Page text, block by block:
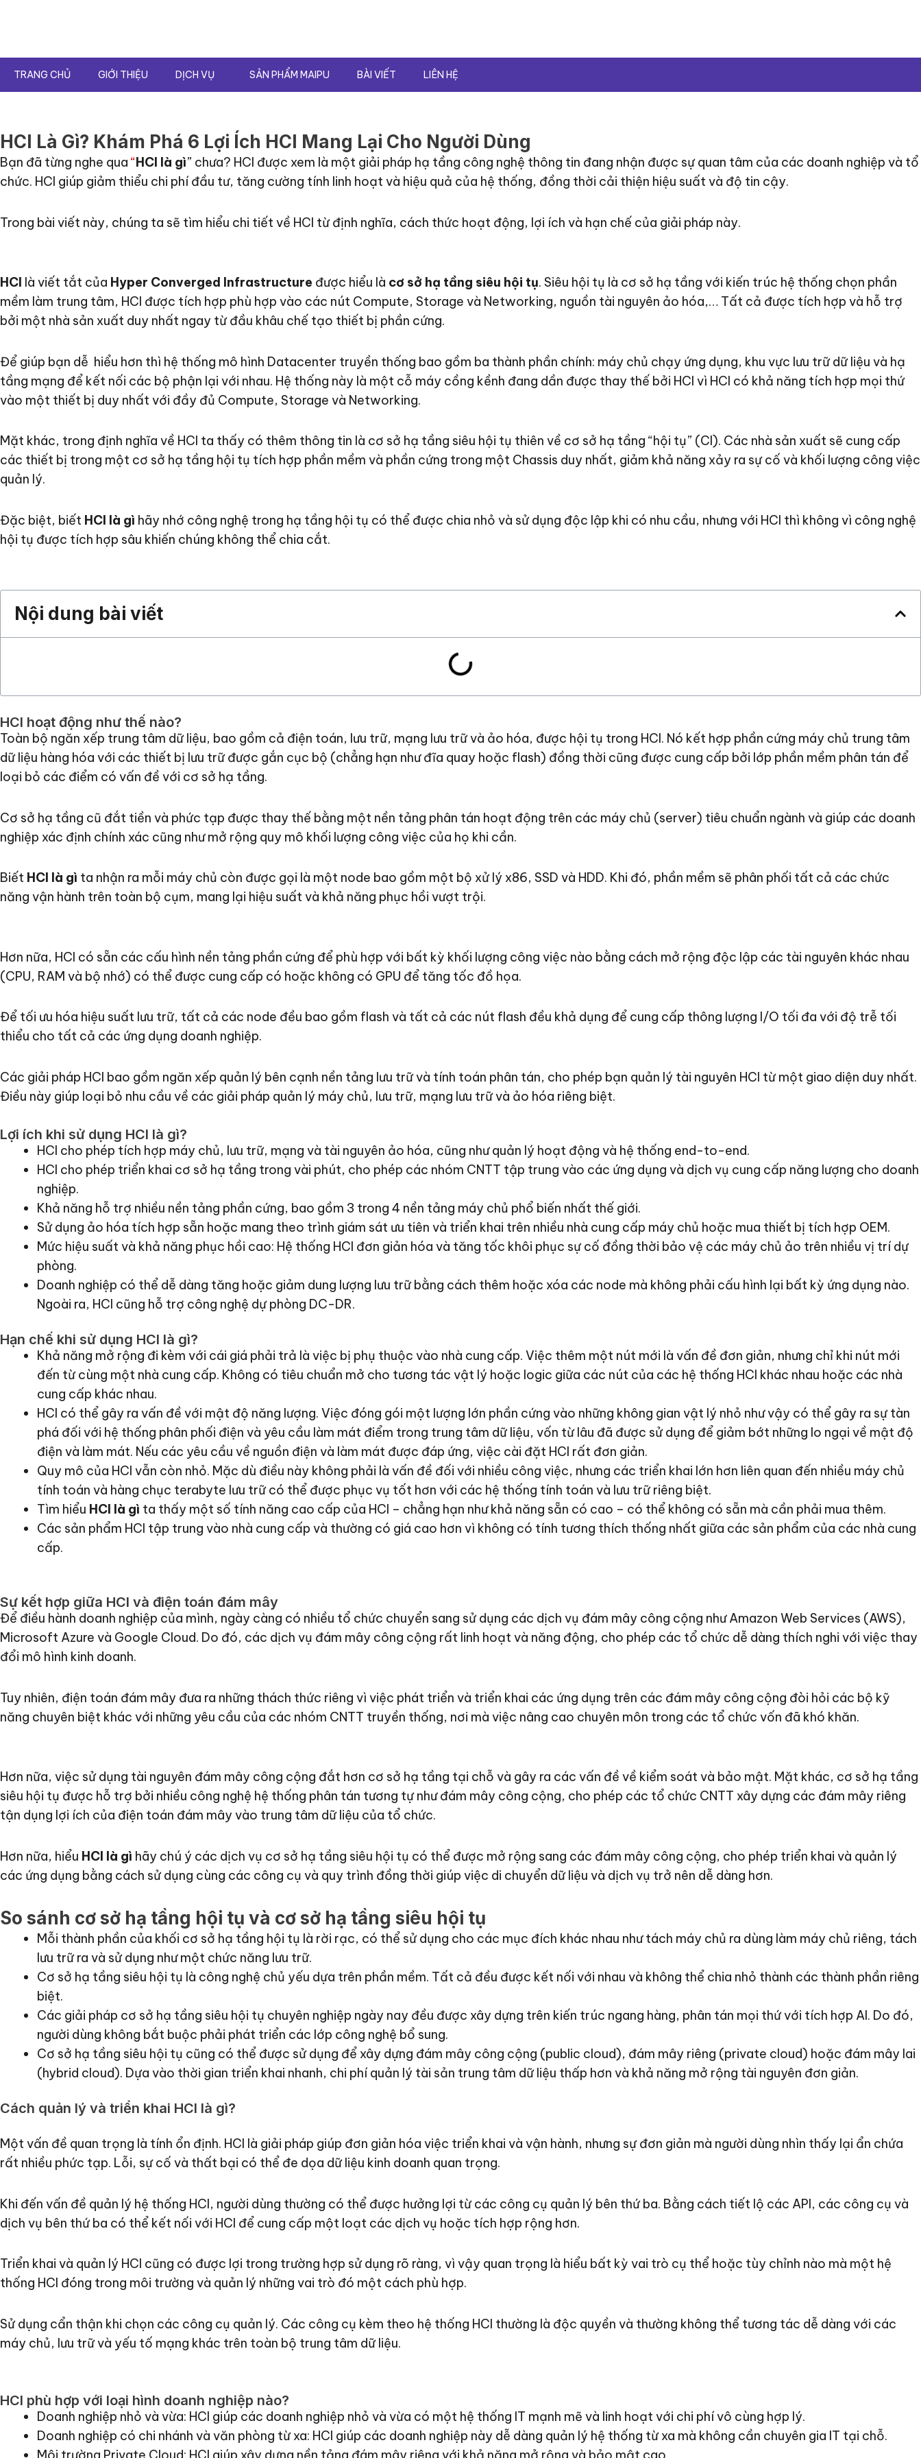
TRANG CHỦ GIỚI THIỆU DỊCH VỤ SẢN PHẨM MAIPU BÀI VIẾT LIÊN HỆ
HCI Là Gì? Khám Phá 6 Lợi Ích HCI Mang Lại Cho Người Dùng
Bạn đã từng nghe qua “HCI là gì” chưa? HCI được xem là một giải pháp hạ tầng công nghệ thông tin đang nhận được sự quan tâm của các doanh nghiệp và tổ
chức. HCI giúp giảm thiểu chi phí đầu tư, tăng cường tính linh hoạt và hiệu quả của hệ thống, đồng thời cải thiện hiệu suất và độ tin cậy.
Trong bài viết này, chúng ta sẽ tìm hiểu chi tiết về HCI từ định nghĩa, cách thức hoạt động, lợi ích và hạn chế của giải pháp này.
HCI là viết tắt của Hyper Converged Infrastructure được hiểu là cơ sở hạ tầng siêu hội tụ. Siêu hội tụ là cơ sở hạ tầng với kiến trúc hệ thống chọn phần
mềm làm trung tâm, HCI được tích hợp phù hợp vào các nút Compute, Storage và Networking, nguồn tài nguyên ảo hóa,… Tất cả được tích hợp và hỗ trợ
bởi một nhà sản xuất duy nhất ngay từ đầu khâu chế tạo thiết bị phần cứng.
Để giúp bạn dễ hiểu hơn thì hệ thống mô hình Datacenter truyền thống bao gồm ba thành phần chính: máy chủ chạy ứng dụng, khu vực lưu trữ dữ liệu và hạ
tầng mạng để kết nối các bộ phận lại với nhau. Hệ thống này là một cỗ máy cồng kềnh đang dần được thay thế bởi HCI vì HCI có khả năng tích hợp mọi thứ
vào một thiết bị duy nhất với đầy đủ Compute, Storage và Networking.
Mặt khác, trong định nghĩa về HCI ta thấy có thêm thông tin là cơ sở hạ tầng siêu hội tụ thiên về cơ sở hạ tầng “hội tụ” (CI). Các nhà sản xuất sẽ cung cấp
các thiết bị trong một cơ sở hạ tầng hội tụ tích hợp phần mềm và phần cứng trong một Chassis duy nhất, giảm khả năng xảy ra sự cố và khối lượng công việc
quản lý.
Đặc biệt, biết HCI là gì hãy nhớ công nghệ trong hạ tầng hội tụ có thể được chia nhỏ và sử dụng độc lập khi có nhu cầu, nhưng với HCI thì không vì công nghệ
hội tụ được tích hợp sâu khiến chúng không thể chia cắt.
Nội dung bài viết
HCI hoạt động như thế nào?
Toàn bộ ngăn xếp trung tâm dữ liệu, bao gồm cả điện toán, lưu trữ, mạng lưu trữ và ảo hóa, được hội tụ trong HCI. Nó kết hợp phần cứng máy chủ trung tâm
dữ liệu hàng hóa với các thiết bị lưu trữ được gắn cục bộ (chẳng hạn như đĩa quay hoặc flash) đồng thời cũng được cung cấp bởi lớp phần mềm phân tán để
loại bỏ các điểm có vấn đề với cơ sở hạ tầng.
Cơ sở hạ tầng cũ đắt tiền và phức tạp được thay thế bằng một nền tảng phân tán hoạt động trên các máy chủ (server) tiêu chuẩn ngành và giúp các doanh
nghiệp xác định chính xác cũng như mở rộng quy mô khối lượng công việc của họ khi cần.
Biết HCI là gì ta nhận ra mỗi máy chủ còn được gọi là một node bao gồm một bộ xử lý x86, SSD và HDD. Khi đó, phần mềm sẽ phân phối tất cả các chức
năng vận hành trên toàn bộ cụm, mang lại hiệu suất và khả năng phục hồi vượt trội.
Hơn nữa, HCI có sẵn các cấu hình nền tảng phần cứng để phù hợp với bất kỳ khối lượng công việc nào bằng cách mở rộng độc lập các tài nguyên khác nhau
(CPU, RAM và bộ nhớ) có thể được cung cấp có hoặc không có GPU để tăng tốc đồ họa.
Để tối ưu hóa hiệu suất lưu trữ, tất cả các node đều bao gồm flash và tất cả các nút flash đều khả dụng để cung cấp thông lượng I/O tối đa với độ trễ tối
thiểu cho tất cả các ứng dụng doanh nghiệp.
Các giải pháp HCI bao gồm ngăn xếp quản lý bên cạnh nền tảng lưu trữ và tính toán phân tán, cho phép bạn quản lý tài nguyên HCI từ một giao diện duy nhất.
Điều này giúp loại bỏ nhu cầu về các giải pháp quản lý máy chủ, lưu trữ, mạng lưu trữ và ảo hóa riêng biệt.
Lợi ích khi sử dụng HCI là gì?
HCI cho phép tích hợp máy chủ, lưu trữ, mạng và tài nguyên ảo hóa, cũng như quản lý hoạt động và hệ thống end-to-end.
HCI cho phép triển khai cơ sở hạ tầng trong vài phút, cho phép các nhóm CNTT tập trung vào các ứng dụng và dịch vụ cung cấp năng lượng cho doanh
nghiệp.
Khả năng hỗ trợ nhiều nền tảng phần cứng, bao gồm 3 trong 4 nền tảng máy chủ phổ biến nhất thế giới.
Sử dụng ảo hóa tích hợp sẵn hoặc mang theo trình giám sát ưu tiên và triển khai trên nhiều nhà cung cấp máy chủ hoặc mua thiết bị tích hợp OEM.
Mức hiệu suất và khả năng phục hồi cao: Hệ thống HCI đơn giản hóa và tăng tốc khôi phục sự cố đồng thời bảo vệ các máy chủ ảo trên nhiều vị trí dự
phòng.
Doanh nghiệp có thể dễ dàng tăng hoặc giảm dung lượng lưu trữ bằng cách thêm hoặc xóa các node mà không phải cấu hình lại bất kỳ ứng dụng nào.
Ngoài ra, HCI cũng hỗ trợ công nghệ dự phòng DC-DR.
Hạn chế khi sử dụng HCI là gì?
Khả năng mở rộng đi kèm với cái giá phải trả là việc bị phụ thuộc vào nhà cung cấp. Việc thêm một nút mới là vấn đề đơn giản, nhưng chỉ khi nút mới
đến từ cùng một nhà cung cấp. Không có tiêu chuẩn mở cho tương tác vật lý hoặc logic giữa các nút của các hệ thống HCI khác nhau hoặc các nhà
cung cấp khác nhau.
HCI có thể gây ra vấn đề với mật độ năng lượng. Việc đóng gói một lượng lớn phần cứng vào những không gian vật lý nhỏ như vậy có thể gây ra sự tàn
phá đối với hệ thống phân phối điện và yêu cầu làm mát điểm trong trung tâm dữ liệu, vốn từ lâu đã được sử dụng để giảm bớt những lo ngại về mật độ
điện và làm mát. Nếu các yêu cầu về nguồn điện và làm mát được đáp ứng, việc cài đặt HCI rất đơn giản.
Quy mô của HCI vẫn còn nhỏ. Mặc dù điều này không phải là vấn đề đối với nhiều công việc, nhưng các triển khai lớn hơn liên quan đến nhiều máy chủ
tính toán và hàng chục terabyte lưu trữ có thể được phục vụ tốt hơn với các hệ thống tính toán và lưu trữ riêng biệt.
Tìm hiểu HCI là gì ta thấy một số tính năng cao cấp của HCI – chẳng hạn như khả năng sẵn có cao – có thể không có sẵn mà cần phải mua thêm.
Các sản phẩm HCI tập trung vào nhà cung cấp và thường có giá cao hơn vì không có tính tương thích thống nhất giữa các sản phẩm của các nhà cung
cấp.
Sự kết hợp giữa HCI và điện toán đám mây
Để điều hành doanh nghiệp của mình, ngày càng có nhiều tổ chức chuyển sang sử dụng các dịch vụ đám mây công cộng như Amazon Web Services (AWS),
Microsoft Azure và Google Cloud. Do đó, các dịch vụ đám mây công cộng rất linh hoạt và năng động, cho phép các tổ chức dễ dàng thích nghi với việc thay
đổi mô hình kinh doanh.
Tuy nhiên, điện toán đám mây đưa ra những thách thức riêng vì việc phát triển và triển khai các ứng dụng trên các đám mây công cộng đòi hỏi các bộ kỹ
năng chuyên biệt khác với những yêu cầu của các nhóm CNTT truyền thống, nơi mà việc nâng cao chuyên môn trong các tổ chức vốn đã khó khăn.
Hơn nữa, việc sử dụng tài nguyên đám mây công cộng đắt hơn cơ sở hạ tầng tại chỗ và gây ra các vấn đề về kiểm soát và bảo mật. Mặt khác, cơ sở hạ tầng
siêu hội tụ được hỗ trợ bởi nhiều công nghệ hệ thống phân tán tương tự như đám mây công cộng, cho phép các tổ chức CNTT xây dựng các đám mây riêng
tận dụng lợi ích của điện toán đám mây vào trung tâm dữ liệu của tổ chức.
Hơn nữa, hiểu HCI là gì hãy chú ý các dịch vụ cơ sở hạ tầng siêu hội tụ có thể được mở rộng sang các đám mây công cộng, cho phép triển khai và quản lý
các ứng dụng bằng cách sử dụng cùng các công cụ và quy trình đồng thời giúp việc di chuyển dữ liệu và dịch vụ trở nên dễ dàng hơn.
So sánh cơ sở hạ tầng hội tụ và cơ sở hạ tầng siêu hội tụ
Mỗi thành phần của khối cơ sở hạ tầng hội tụ là rời rạc, có thể sử dụng cho các mục đích khác nhau như tách máy chủ ra dùng làm máy chủ riêng, tách
lưu trữ ra và sử dụng như một chức năng lưu trữ.
Cơ sở hạ tầng siêu hội tụ là công nghệ chủ yếu dựa trên phần mềm. Tất cả đều được kết nối với nhau và không thể chia nhỏ thành các thành phần riêng
biệt.
Các giải pháp cơ sở hạ tầng siêu hội tụ chuyên nghiệp ngày nay đều được xây dựng trên kiến trúc ngang hàng, phân tán mọi thứ với tích hợp AI. Do đó,
người dùng không bắt buộc phải phát triển các lớp công nghệ bổ sung.
Cơ sở hạ tầng siêu hội tụ cũng có thể được sử dụng để xây dựng đám mây công cộng (public cloud), đám mây riêng (private cloud) hoặc đám mây lai
(hybrid cloud). Dựa vào thời gian triển khai nhanh, chi phí quản lý tài sản trung tâm dữ liệu thấp hơn và khả năng mở rộng tài nguyên đơn giản.
Cách quản lý và triển khai HCI là gì?
Một vấn đề quan trọng là tính ổn định. HCI là giải pháp giúp đơn giản hóa việc triển khai và vận hành, nhưng sự đơn giản mà người dùng nhìn thấy lại ẩn chứa
rất nhiều phức tạp. Lỗi, sự cố và thất bại có thể đe dọa dữ liệu kinh doanh quan trọng.
Khi đến vấn đề quản lý hệ thống HCI, người dùng thường có thể được hưởng lợi từ các công cụ quản lý bên thứ ba. Bằng cách tiết lộ các API, các công cụ và
dịch vụ bên thứ ba có thể kết nối với HCI để cung cấp một loạt các dịch vụ hoặc tích hợp rộng hơn.
Triển khai và quản lý HCI cũng có được lợi trong trường hợp sử dụng rõ ràng, vì vậy quan trọng là hiểu bất kỳ vai trò cụ thể hoặc tùy chỉnh nào mà một hệ
thống HCI đóng trong môi trường và quản lý những vai trò đó một cách phù hợp.
Sử dụng cẩn thận khi chọn các công cụ quản lý. Các công cụ kèm theo hệ thống HCI thường là độc quyền và thường không thể tương tác dễ dàng với các
máy chủ, lưu trữ và yếu tố mạng khác trên toàn bộ trung tâm dữ liệu.
HCI phù hợp với loại hình doanh nghiệp nào?
Doanh nghiệp nhỏ và vừa: HCI giúp các doanh nghiệp nhỏ và vừa có một hệ thống IT mạnh mẽ và linh hoạt với chi phí vô cùng hợp lý.
Doanh nghiệp có chi nhánh và văn phòng từ xa: HCI giúp các doanh nghiệp này dễ dàng quản lý hệ thống từ xa mà không cần chuyên gia IT tại chỗ.